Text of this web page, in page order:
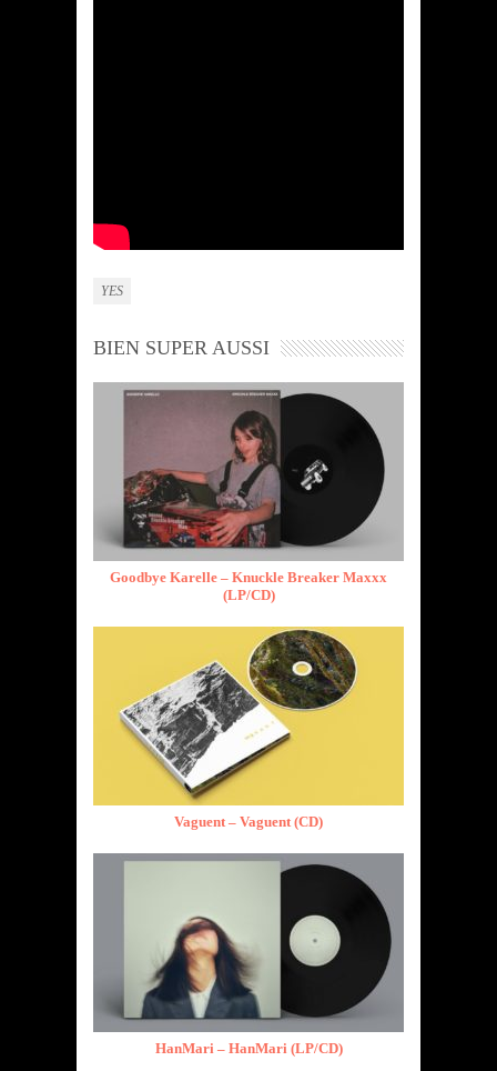
YES
BIEN SUPER AUSSI
Goodbye Karelle – Knuckle Breaker Maxxx
(LP/CD)
Vaguent – Vaguent (CD)
HanMari – HanMari (LP/CD)